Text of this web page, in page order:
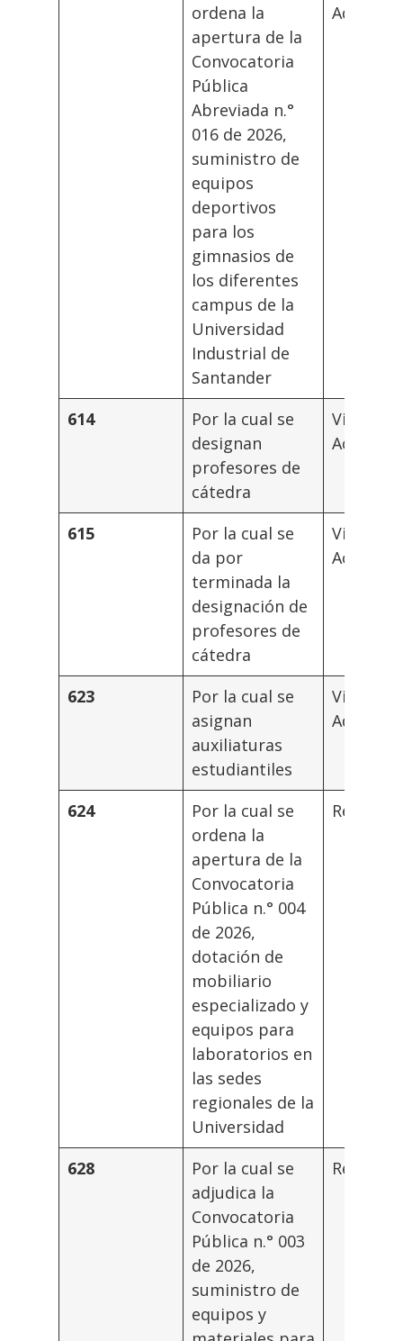
ordena la
apertura de la
Convocatoria
Pública
Abreviada n.°
016 de 2026,
suministro de
equipos
deportivos
para los
gimnasios de
los diferentes
campus de la
Universidad
Industrial de
Santander
614
Por la cual se
designan
profesores de
cátedra
615
Por la cual se
da por
terminada la
designación de
profesores de
cátedra
623
Por la cual se
asignan
auxiliaturas
estudiantiles
624
Por la cual se
ordena la
apertura de la
Convocatoria
Pública n.° 004
de 2026,
dotación de
mobiliario
especializado y
equipos para
laboratorios en
las sedes
regionales de la
Universidad
Rector
628
Por la cual se
adjudica la
Convocatoria
Pública n.° 003
de 2026,
suministro de
equipos y
Rector